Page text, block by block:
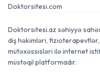
Doktorsitesi.com
Doktorsitesi.az səhiyyə
diş həkimləri,
mütəxəssisləri ilə internet
müstəqil platformadır.